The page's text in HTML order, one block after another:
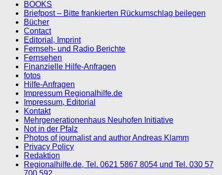
BOOKS
Briefpost – Bitte frankierten Rückumschlag beilegen
Bücher
Contact
Editorial, Imprint
Fernseh- und Radio Berichte
Fernsehen
Finanzielle Hilfe-Anfragen
fotos
Hilfe-Anfragen
Impressum Regionalhilfe.de
Impressum, Editorial
Kontakt
Mehrgenerationenhaus Neuhofen Initiative
Not in der Pfalz
Photos of journalist and author Andreas Klamm
Privacy Policy
Redaktion
Regionalhilfe.de, Tel. 0621 5867 8054 und Tel. 030 57
700 592